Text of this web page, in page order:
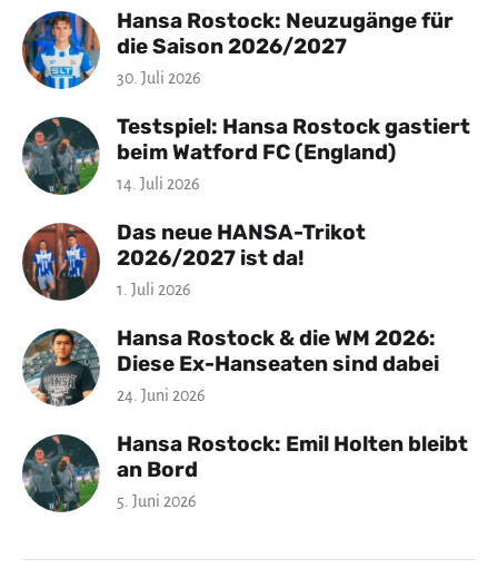
Hansa Rostock: Neuzugänge für
die Saison 2026/2027
30. Juli 2026
Testspiel: Hansa Rostock gastiert
beim Watford FC (England)
14. Juli 2026
Das neue HANSA-Trikot
2026/2027 ist da!
1. Juli 2026
Hansa Rostock & die WM 2026:
Diese Ex-Hanseaten sind dabei
24. Juni 2026
Hansa Rostock: Emil Holten bleibt
an Bord
5. Juni 2026